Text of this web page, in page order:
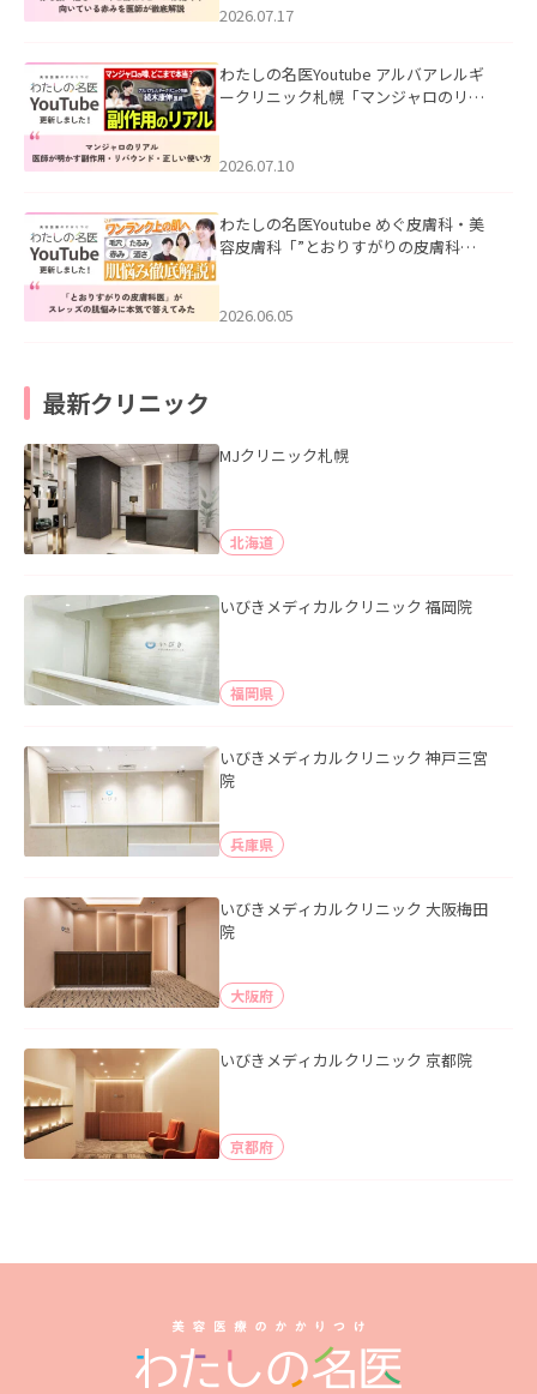
した。
2026.07.17
わたしの名医Youtube アルバアレルギ
ークリニック札幌「マンジャロのリア
た。
2026.07.10
わたしの名医Youtube めぐ皮膚科・美
容皮膚科「”とおりすがりの皮膚科
2026.06.05
最新クリニック
MJクリニック札幌
北海道
いびきメディカルクリニック 福岡院
福岡県
いびきメディカルクリニック 神戸三宮
院
兵庫県
いびきメディカルクリニック 大阪梅田
院
大阪府
いびきメディカルクリニック 京都院
京都府